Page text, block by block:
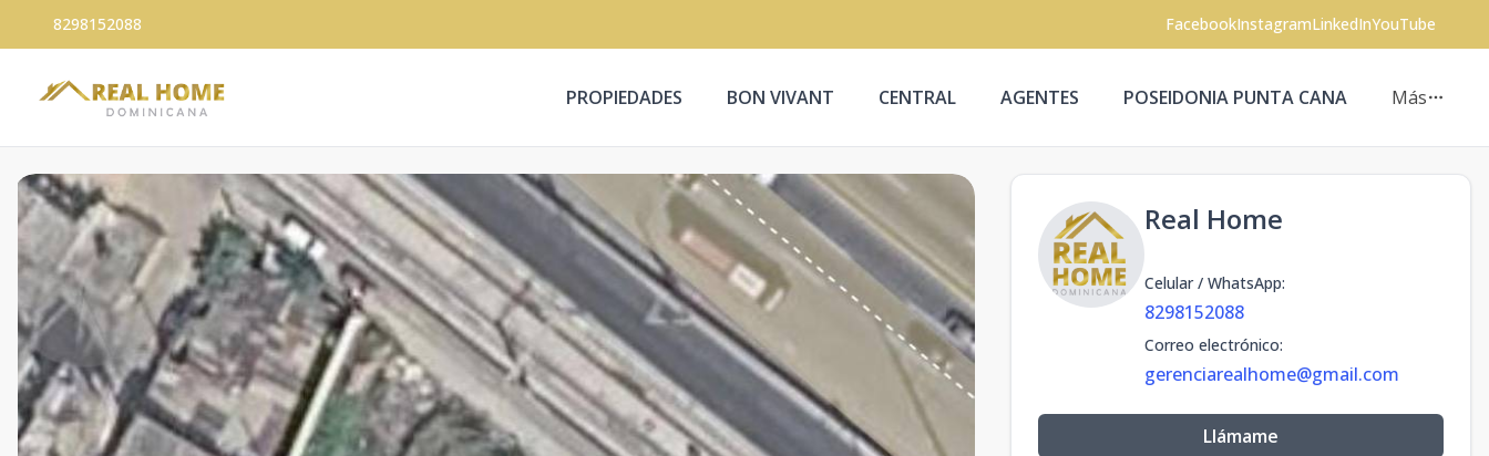
8298152088 FacebookInstagramLinkedInYouTube
PROPIEDADES BON VIVANT CENTRAL AGENTES POSEIDONIA PUNTA CANA Más
Real Home
Celular / WhatsApp:
8298152088
Correo electrónico:
gerenciarealhome@gmail.com
Llámame